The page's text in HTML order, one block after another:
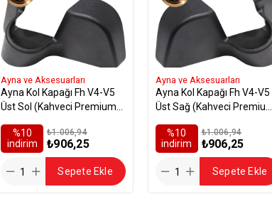
Ayna ve Aksesuarları
Ayna Kol Kapağı Fh V4-V5
Üst Sol (Kahveci Premium)
%10
i̇ndirim
₺906,25
₺1.006,94
Sepete Ekle
Ayna ve Aksesuarları
Ayna Kol Kapağı Fh V4-V5
Üst Sağ (Kahveci Premium)
%10
i̇ndirim
₺906,25
₺1.006,94
Sepete Ekle